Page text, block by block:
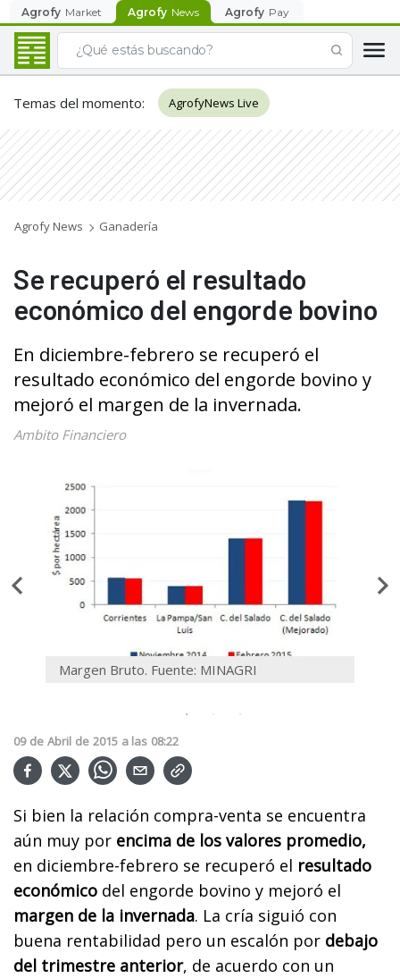
Agrofy Market Agrofy News Agrofy Pay
Temas del momento: AgrofyNews Live
Agrofy News Ganadería
Se recuperó el resultado
económico del engorde bovino
En diciembre-febrero se recuperó el
resultado económico del engorde bovino y
mejoró el margen de la invernada.
Ambito Financiero
Margen Bruto. Fuente: MINAGRI
09 de Abril de 2015 a las 08:22
Si bien la relación compra-venta se encuentra
aún muy por encima de los valores promedio,
en diciembre-febrero se recuperó el resultado
económico del engorde bovino y mejoró el
margen de la invernada. La cría siguió con
buena rentabilidad pero un escalón por debajo
del trimestre anterior, de acuerdo con un